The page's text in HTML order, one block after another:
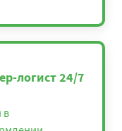
логист 24/7
в